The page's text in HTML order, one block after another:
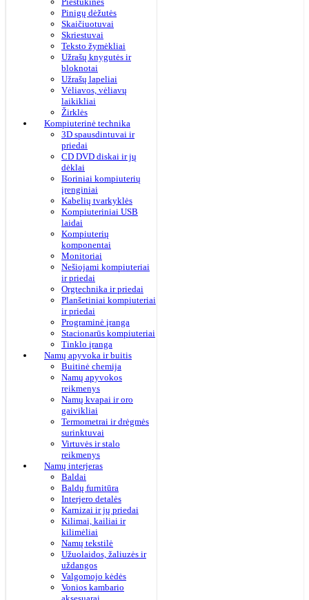
Pinigų dėžutės
Skaičiuotuvai
Skriestuvai
Teksto žymėkliai
Užrašų knygutės ir
bloknotai
Užrašų lapeliai
Vėliavos, vėliavų
laikikliai
Žirklės
Kompiuterinė technika
3D spausdintuvai ir
priedai
CD DVD diskai ir jų
dėklai
Išoriniai kompiuterių
įrenginiai
Kabelių tvarkyklės
Kompiuteriniai USB
laidai
Kompiuterių
komponentai
Monitoriai
Nešiojami kompiuteriai
ir priedai
Orgtechnika ir priedai
Planšetiniai kompiuteriai
ir priedai
Programinė įranga
Stacionarūs kompiuteriai
Tinklo įranga
Namų apyvoka ir buitis
Buitinė chemija
Namų apyvokos
reikmenys
Namų kvapai ir oro
gaivikliai
Termometrai ir drėgmės
surinktuvai
Virtuvės ir stalo
reikmenys
Namų interjeras
Baldai
Baldų furnitūra
Interjero detalės
Karnizai ir jų priedai
Kilimai, kailiai ir
kilimėliai
Namų tekstilė
Užuolaidos, žaliuzės ir
uždangos
Valgomojo kėdės
Vonios kambario